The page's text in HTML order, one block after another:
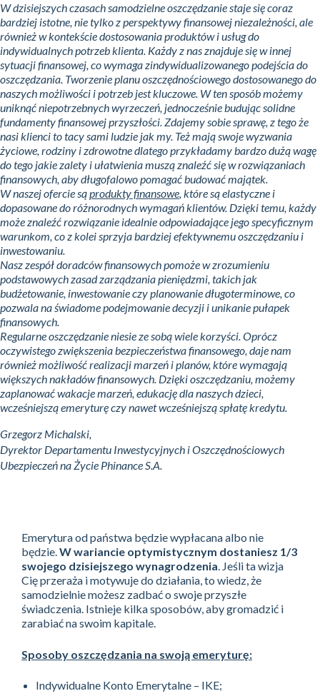
W dzisiejszych czasach samodzielne oszczędzanie staje się coraz
bardziej istotne, nie tylko z perspektywy finansowej niezależności, ale
również w kontekście dostosowania produktów i usług do
indywidualnych potrzeb klienta. Każdy z nas znajduje się w innej
sytuacji finansowej, co wymaga zindywidualizowanego podejścia do
oszczędzania. Tworzenie planu oszczędnościowego dostosowanego do
naszych możliwości i potrzeb jest kluczowe. W ten sposób możemy
uniknąć niepotrzebnych wyrzeczeń, jednocześnie budując solidne
fundamenty finansowej przyszłości. Zdajemy sobie sprawę, z tego że
nasi klienci to tacy sami ludzie jak my. Też mają swoje wyzwania
życiowe, rodziny i zdrowotne dlatego przykładamy bardzo dużą wagę
do tego jakie zalety i ułatwienia muszą znaleźć się w rozwiązaniach
finansowych, aby długofalowo pomagać budować majątek.
W naszej ofercie sąprodukty finansowe, które są elastyczne i
dopasowane do różnorodnych wymagań klientów. Dzięki temu, każdy
może znaleźć rozwiązanie idealnie odpowiadające jego specyficznym
warunkom, co z kolei sprzyja bardziej efektywnemu oszczędzaniu i
inwestowaniu.
Nasz zespół doradców finansowych pomoże w zrozumieniu
podstawowych zasad zarządzania pieniędzmi, takich jak
budżetowanie, inwestowanie czy planowanie długoterminowe, co
pozwala na świadome podejmowanie decyzji i unikanie pułapek
finansowych.
Regularne oszczędzanie niesie ze sobą wiele korzyści. Oprócz
oczywistego zwiększenia bezpieczeństwa finansowego, daje nam
również możliwość realizacji marzeń i planów, które wymagają
większych nakładów finansowych. Dzięki oszczędzaniu, możemy
zaplanować wakacje marzeń, edukację dla naszych dzieci,
wcześniejszą emeryturę czy nawet wcześniejszą spłatę kredytu.
Grzegorz Michalski,
Dyrektor Departamentu Inwestycyjnych i Oszczędnościowych
Ubezpieczeń na Życie Phinance S.A.
Emerytura od państwa będzie wypłacana albo nie
będzie.W wariancie optymistycznym dostaniesz 1/3
swojego dzisiejszego wynagrodzenia. Jeśli ta wizja
Cię przeraża i motywuje do działania, to wiedz, że
samodzielnie możesz zadbać o swoje przyszłe
świadczenia. Istnieje kilka sposobów, aby gromadzić i
zarabiać na swoim kapitale.
Sposoby oszczędzania na swoją emeryturę:
Indywidualne Konto Emerytalne – IKE;